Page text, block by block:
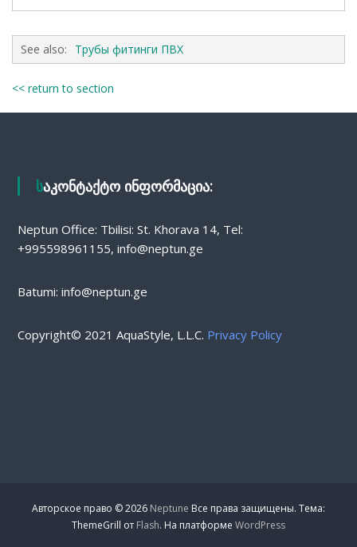
See also: Трубы фитинги ПВХ
<< return to section
საკონტაქტო ინფორმაცია:
Neptun Office: Tbilisi: St. Khorava 14, Tel:
+995598961155, info@neptun.ge
Batumi: info@neptun.ge
Copyright© 2021 AquaStyle, L.L.C. Privacy Policy
Авторское право © 2026 Neptune Все права защищены. Тема:
ThemeGrill от Flash. На платформе WordPress